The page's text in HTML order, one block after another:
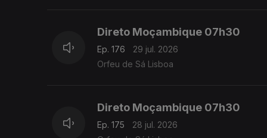
Direto Moçambique 07h30
Ep. 176
29 jul. 2026
Orfeu de Sá Lisboa
Direto Moçambique 07h30
Ep. 175
28 jul. 2026